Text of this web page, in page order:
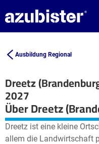
Ausbildung Regional
Dreetz
2027
+
−
Über Dreetz
Dreetz ist eine kleine
allem die Landwirtschaft